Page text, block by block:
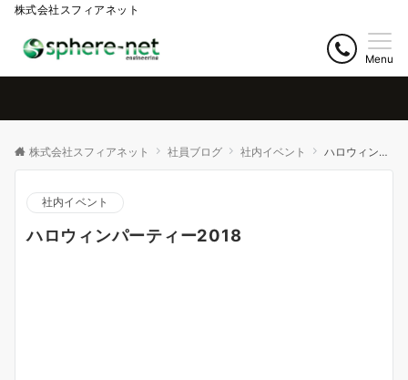
株式会社スフィアネット
Menu
株式会社スフィアネット 社員ブログ 社内イベント ハロウィンパーティー2018
社内イベント
ハロウィンパーティー2018